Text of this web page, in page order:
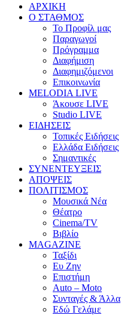
ΑΡΧΙΚΗ
Ο ΣΤΑΘΜΟΣ
Το Προφίλ μας
Παραγωγοί
Πρόγραμμα
Διαφήμιση
Διαφημιζόμενοι
Επικοινωνία
MELODIA LIVE
Άκουσε LIVE
Studio LIVE
ΕΙΔΗΣΕΙΣ
Τοπικές Ειδήσεις
Ελλάδα Ειδήσεις
Σημαντικές
ΣΥΝΕΝΤΕΥΞΕΙΣ
ΑΠΟΨΕΙΣ
ΠΟΛΙΤΙΣΜΟΣ
Μουσικά Νέα
Θέατρο
Cinema/TV
Βιβλίο
MAGAZINE
Ταξίδι
Ευ Ζην
Επιστήμη
Auto – Moto
Συνταγές & Άλλα
Εδώ Γελάμε